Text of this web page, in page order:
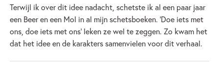
Terwijl ik over dit idee nadacht, schetste ik al een paar jaar
een Beer en een Mol in al mijn schetsboeken. ‘Doe iets met
ons, doe iets met ons’ leken ze wel te zeggen. Zo kwam het
dat het idee en de karakters samenvielen voor dit verhaal.